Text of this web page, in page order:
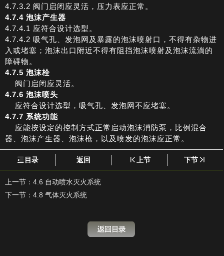
4.7.3.2 阀门启闭应灵活，压力表应正常。
4.7.4 泡沫产生器
4.7.4.1 应符合设计选型。
4.7.4.2 吸气孔、发泡网及暴露的泡沫喷射口，不得有杂物进
入或堵塞；泡沫出口附近不得有阻挡泡沫喷射及泡沫流淌的
障碍物。
4.7.5 泡沫栓
阀门启闭应灵活。
4.7.6 泡沫喷头
应符合设计选型，吸气孔、发泡网不应堵塞。
4.7.7 系统功能
应能按设定的控制方式正常启动泡沫消防泵，比例混合
器、泡沫产生器、泡沫枪，以及喷发的泡沫应正常。
目录 返回 上节 下节
上一节： 4.6 自动喷水灭火系统
下一节： 4.8 气体灭火系统